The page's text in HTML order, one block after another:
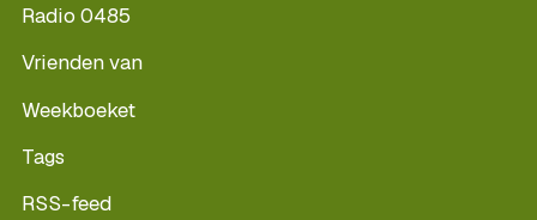
Radio 0485
Vrienden van
Weekboeket
Tags
RSS-feed